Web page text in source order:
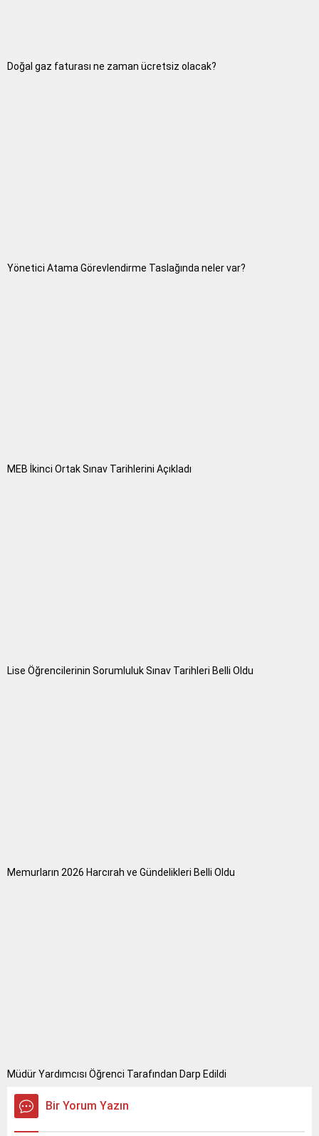
Doğal gaz faturası ne zaman ücretsiz olacak?
Yönetici Atama Görevlendirme Taslağında neler var?
MEB İkinci Ortak Sınav Tarihlerini Açıkladı
Lise Öğrencilerinin Sorumluluk Sınav Tarihleri Belli Oldu
Memurların 2026 Harcırah ve Gündelikleri Belli Oldu
Müdür Yardımcısı Öğrenci Tarafından Darp Edildi
Bir Yorum Yazın